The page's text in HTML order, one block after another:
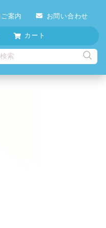
案内 お問い合わせ
カート